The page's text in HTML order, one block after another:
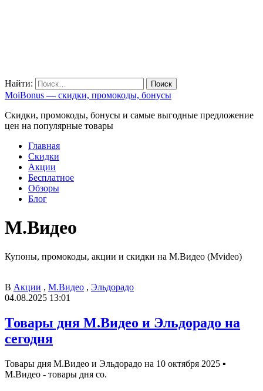
Найти:
MoiBonus — скидки, промокоды, бонусы
Скидки, промокоды, бонусы и самые выгодные предложение
цен на популярные товары
Главная
Скидки
Акции
Бесплатное
Обзоры
Блог
М.Видео
Купоны, промокоды, акции и скидки на М.Видео (Mvideo)
В Акции , М.Видео , Эльдорадо
04.08.2025 13:01
Товары дня М.Видео и Эльдорадо на
сегодня
Товары дня М.Видео и Эльдорадо на 10 октября 2025 ▪️
М.Видео - товары дня со.